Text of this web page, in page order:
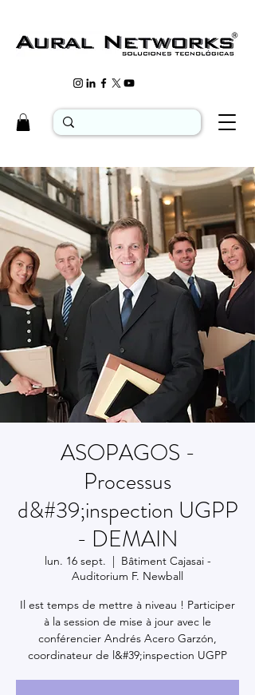
ASOPAGOS -
Processus
d&#39;inspection UGPP
- DEMAIN
lun. 16 sept.
  |
Bâtiment Cajasai -
Auditorium F. Newball
Il est temps de mettre à niveau ! Participer
à la session de mise à jour avec le
conférencier Andrés Acero Garzón,
coordinateur de l&#39;inspection UGPP